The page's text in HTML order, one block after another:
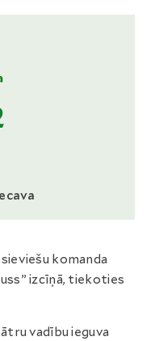
komanda
izcīņā, tiekoties
vadību ieguva